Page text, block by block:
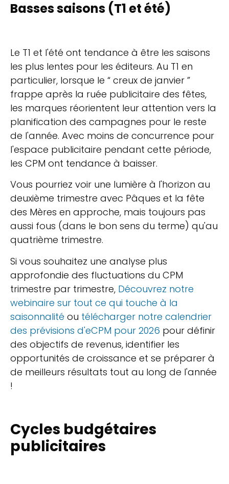
Basses saisons (T1 et été)
Le T1 et l'été ont tendance à être les saisons
les plus lentes pour les éditeurs. Au T1 en
particulier, lorsque le “ creux de janvier ”
frappe après la ruée publicitaire des fêtes,
les marques réorientent leur attention vers la
planification des campagnes pour le reste
de l'année. Avec moins de concurrence pour
l'espace publicitaire pendant cette période,
les CPM ont tendance à baisser.
Vous pourriez voir une lumière à l'horizon au
deuxième trimestre avec Pâques et la fête
des Mères en approche, mais toujours pas
aussi fous (dans le bon sens du terme) qu'au
quatrième trimestre.
Si vous souhaitez une analyse plus
approfondie des fluctuations du CPM
trimestre par trimestre, Découvrez notre
webinaire sur tout ce qui touche à la
saisonnalité ou télécharger notre calendrier
des prévisions d'eCPM pour 2026 pour définir
des objectifs de revenus, identifier les
opportunités de croissance et se préparer à
de meilleurs résultats tout au long de l'année
!
Cycles budgétaires
publicitaires